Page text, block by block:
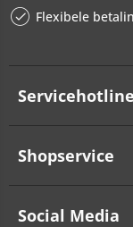
Flexibele
Servicehotline
Shopservice
Social Media